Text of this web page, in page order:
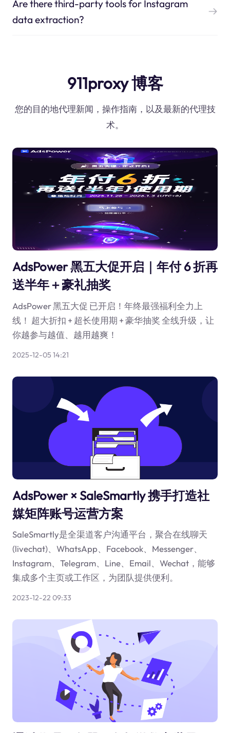
Are there third-party tools for Instagram
data extraction?
911proxy 博客
您的目的地代理新闻，操作指南，以及最新的代理技
术。
AdsPower 黑五大促开启｜年付 6 折再
送半年＋豪礼抽奖
AdsPower 黑五大促 已开启！年终最强福利全力上
线！ 超大折扣 + 超长使用期 + 豪华抽奖 全线升级，让
你越参与越值、越用越爽！
2025-12-05 14:21
AdsPower × SaleSmartly 携手打造社
媒矩阵账号运营方案
SaleSmartly是全渠道客户沟通平台，聚合在线聊天
(livechat)、WhatsApp、Facebook、Messenger、
Instagram、Telegram、Line、Email、Wechat，能够
集成多个主页或工作区，为团队提供便利。
2023-12-22 09:33